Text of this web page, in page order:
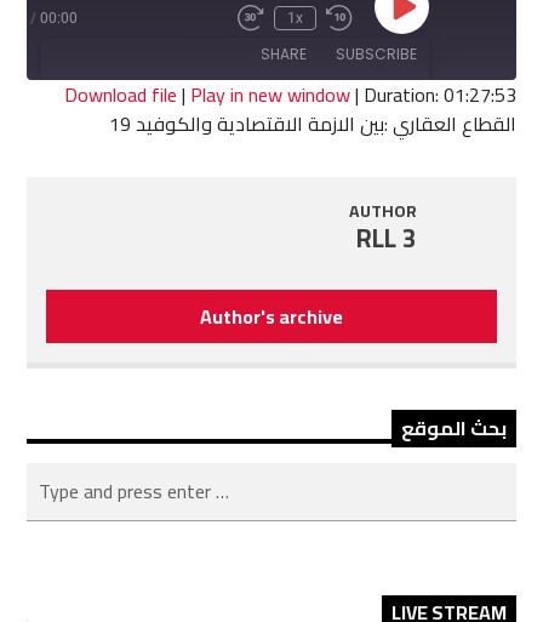
Play
Episode
Rewind
10
Seconds
1x
Fast
seconds
00:00
/
SUBSCRIBE
SHARE
SHARE
Download file| Play in new window| Duration: 01:27:53
القطاع العقاري :بين الازمة الاقتصادية والكوفيد 19
AUTHOR
RLL 3
Author's archive
بحث الموقع
LIVE STREAM